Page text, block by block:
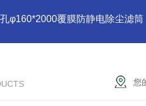
φ160*2000覆膜防静电除尘滤筒
您